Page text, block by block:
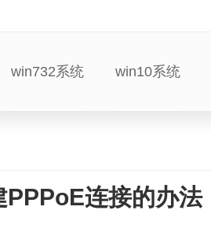
win732系统 win10系统
连接的办法